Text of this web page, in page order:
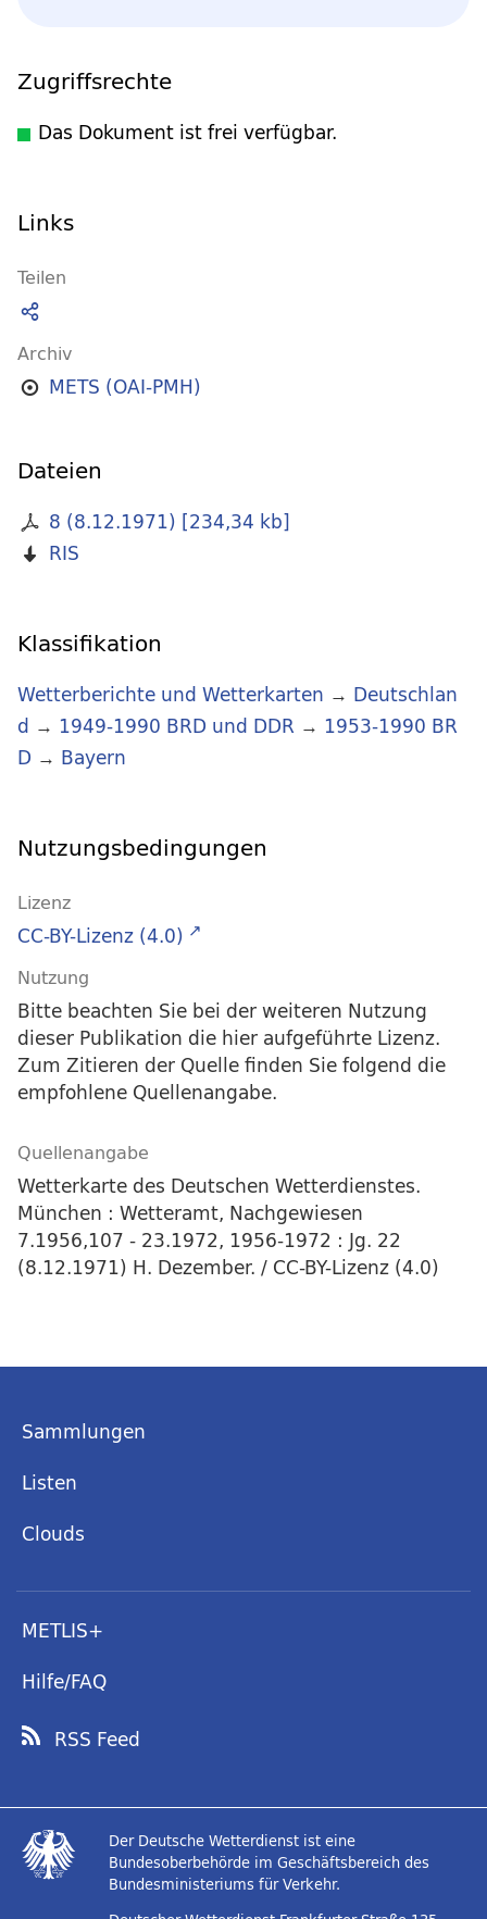
Zugriffsrechte
Das Dokument ist frei verfügbar.
Links
Teilen
Archiv
METS (OAI-PMH)
Dateien
8 (8.12.1971) [234,34 kb]
RIS
Klassifikation
Wetterberichte und Wetterkarten → Deutschlan
d → 1949-1990 BRD und DDR → 1953-1990 BR
D → Bayern
Nutzungsbedingungen
Lizenz
CC-BY-Lizenz (4.0)
Nutzung
Bitte beachten Sie bei der weiteren Nutzung
dieser Publikation die hier aufgeführte Lizenz.
Zum Zitieren der Quelle finden Sie folgend die
empfohlene Quellenangabe.
Quellenangabe
Wetterkarte des Deutschen Wetterdienstes.
München : Wetteramt, Nachgewiesen
7.1956,107 - 23.1972, 1956-1972 : Jg. 22
(8.12.1971) H. Dezember. / CC-BY-Lizenz (4.0)
Sammlungen
Listen
Clouds
METLIS+
Hilfe/FAQ
RSS Feed
Der Deutsche Wetterdienst ist eine
Bundesoberbehörde im Geschäftsbereich des
Bundesministeriums für Verkehr.